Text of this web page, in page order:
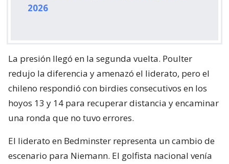
2026
La presión llegó en la segunda vuelta. Poulter
redujo la diferencia y amenazó el liderato, pero el
chileno respondió con birdies consecutivos en los
hoyos 13 y 14 para recuperar distancia y encaminar
una ronda que no tuvo errores.
El liderato en Bedminster representa un cambio de
escenario para Niemann. El golfista nacional venía